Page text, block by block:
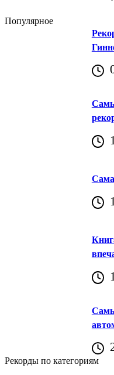
Популярное
Рекорды по категориям